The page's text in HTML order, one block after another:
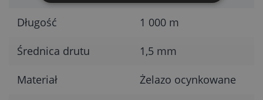
Długość 1 000 m
Średnica drutu 1,5 mm
Materiał Żelazo ocynkowane